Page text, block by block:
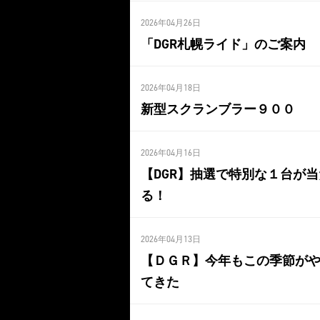
2026年04月26日
「DGR札幌ライド」のご案内
2026年04月18日
新型スクランブラー９００
2026年04月16日
【DGR】抽選で特別な１台が
る！
2026年04月13日
【ＤＧＲ】今年もこの季節が
てきた